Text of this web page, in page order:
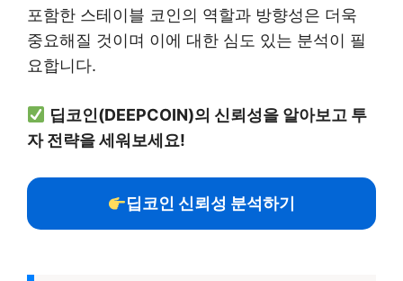
포함한 스테이블 코인의 역할과 방향성은 더욱
중요해질 것이며 이에 대한 심도 있는 분석이 필
요합니다.
딥코인(DEEPCOIN)의 신뢰성을 알아보고 투
자 전략을 세워보세요!
딥코인 신뢰성 분석하기